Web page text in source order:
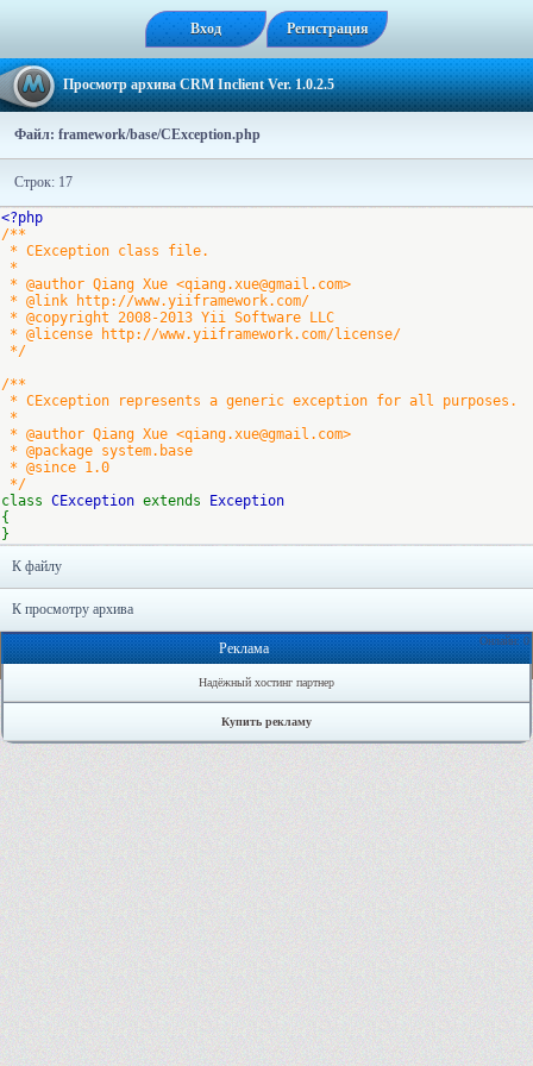
Вход Регистрация
Просмотр архива CRM Inclient Ver. 1.0.2.5
Файл: framework/base/CException.php
Строк: 17
<?php
/**
* CException class file.
*
* @author Qiang Xue <qiang.xue@gmail.com>
* @link http://www.yiiframework.com/
* @copyright 2008-2013 Yii Software LLC
* @license http://www.yiiframework.com/license/
*/
/**
* CException represents a generic exception for all purposes.
*
* @author Qiang Xue <qiang.xue@gmail.com>
* @package system.base
* @since 1.0
*/
class CException extends
Exception
{
}
К файлу
К просмотру архива
Онлайн: 0
Реклама
Надёжный хостинг партнер
Купить рекламу